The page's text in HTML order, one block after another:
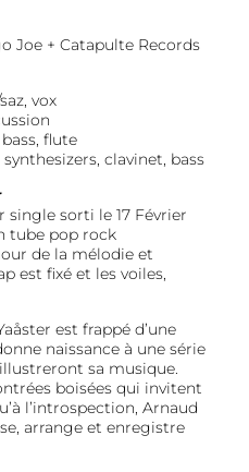
Joe + Catapulte Records
vox
flute
clavinet, bass
single sorti le 17 Février
tube pop rock
de la mélodie et
est fixé et les voiles,
est frappé d’une
naissance à une série
sa musique.
boisées qui invitent
l’introspection, Arnaud
arrange et enregistre